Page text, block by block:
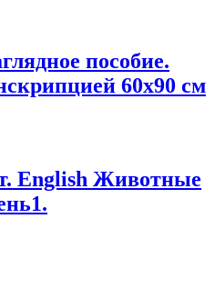
пособие.
60х90 см
English Животные